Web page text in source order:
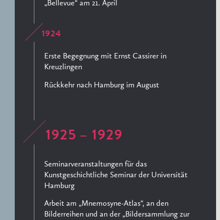
„Bellevue“ am 21. April
1924
Erste Begegnung mit Ernst Cassirer in
Kreuzlingen
Rückkehr nach Hamburg im August
1925 – 1929
Seminarveranstaltungen für das
Kunstgeschichtliche Seminar der Universität
Hamburg
Arbeit am „Mnemosyne-Atlas“, an den
Bilderreihen und an der „Bildersammlung zur